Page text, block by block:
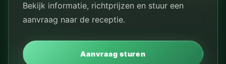
Bekijk informatie, richtprijzen en stuur een
aanvraag naar de receptie.
Aanvraag sturen